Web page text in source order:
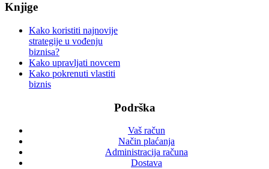
Knjige
Kako koristiti najnovije
strategije u vođenju
biznisa?
Kako upravljati novcem
Kako pokrenuti vlastiti
biznis
Podrška
Vaš račun
Način plaćanja
Administracija računa
Dostava